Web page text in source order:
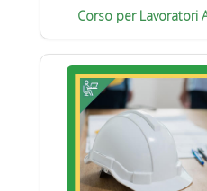
Corso per Lavoratori